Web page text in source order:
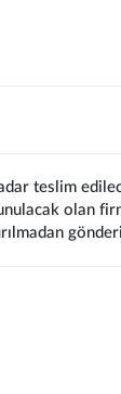
teslim
olan